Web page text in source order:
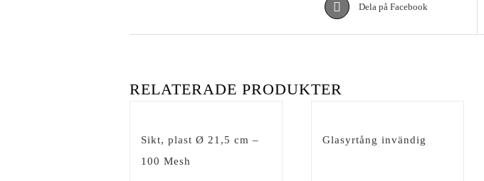
Dela på Facebook
RELATERADE PRODUKTER
Sikt, plast Ø 21,5 cm –
100 Mesh
Glasyrtång invändig